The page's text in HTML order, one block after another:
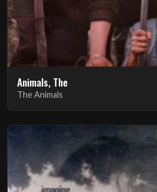
Animals, The
The Animals